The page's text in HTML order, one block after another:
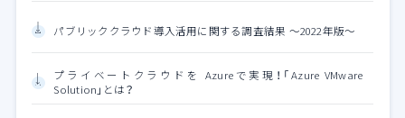
パブリッククラウド導入活用に関する調査結果 ～2022年版～
プライベートクラウドを Azureで実現！「Azure VMware
Solution」とは？